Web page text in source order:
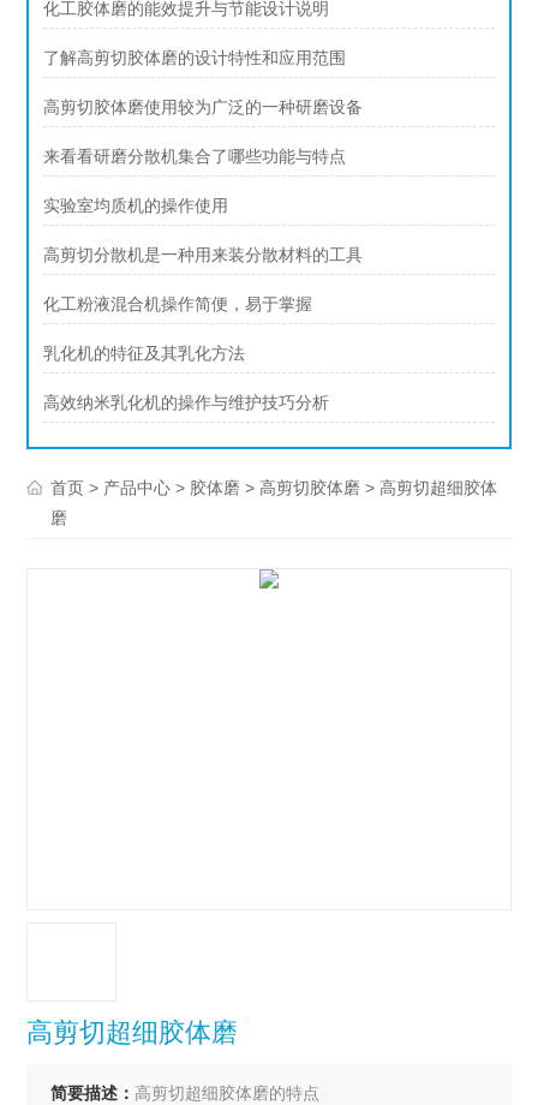
化工胶体磨的能效提升与节能设计说明
了解高剪切胶体磨的设计特性和应用范围
高剪切胶体磨使用较为广泛的一种研磨设备
来看看研磨分散机集合了哪些功能与特点
实验室均质机的操作使用
高剪切分散机是一种用来装分散材料的工具
化工粉液混合机操作简便，易于掌握
乳化机的特征及其乳化方法
高效纳米乳化机的操作与维护技巧分析
首页 > 产品中心 > 胶体磨 >高剪切胶体磨 > 高剪切超细胶体
磨
高剪切超细胶体磨
简要描述： 高剪切超细胶体磨的特点